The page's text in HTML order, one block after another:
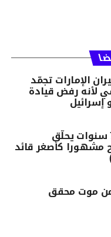
الإمارات تجمّد
لأنه رفض قيادة
إسرائيل
بالصور: طفل الـ7 سنوات يحلّق
مشهورا كأصغر قائد
من موت محقق